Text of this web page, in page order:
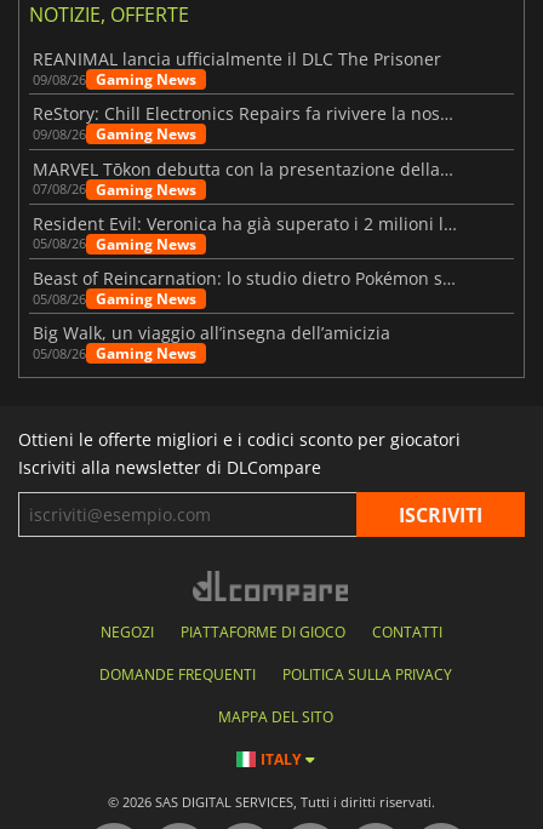
NOTIZIE, OFFERTE
REANIMAL lancia ufficialmente il DLC The Prisoner
09/08/26 Gaming News
ReStory: Chill Electronics Repairs fa rivivere la nostalgia degli anni 2000
09/08/26 Gaming News
MARVEL Tōkon debutta con la presentazione della roadmap per il primo anno
07/08/26 Gaming News
Resident Evil: Veronica ha già superato i 2 milioni liste dei desideri
05/08/26 Gaming News
Beast of Reincarnation: lo studio dietro Pokémon su una nuova strada
05/08/26 Gaming News
Big Walk, un viaggio all’insegna dell’amicizia
05/08/26 Gaming News
Ottieni le offerte migliori e i codici sconto per giocatori
Iscriviti alla newsletter di DLCompare
NEGOZI PIATTAFORME DI GIOCO CONTATTI
DOMANDE FREQUENTI POLITICA SULLA PRIVACY
MAPPA DEL SITO
ITALY
© 2026 SAS DIGITAL SERVICES, Tutti i diritti riservati.